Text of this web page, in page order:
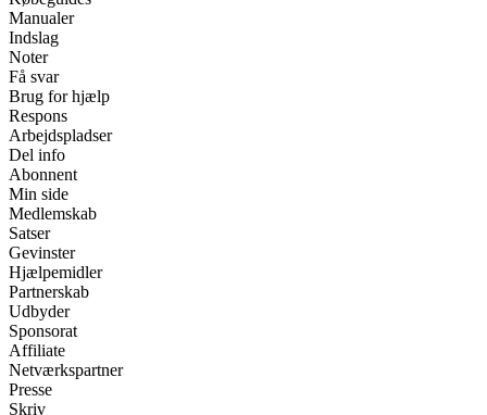
Manualer
Indslag
Noter
Få svar
Brug for hjælp
Respons
Arbejdspladser
Del info
Abonnent
Min side
Medlemskab
Satser
Gevinster
Hjælpemidler
Partnerskab
Udbyder
Sponsorat
Affiliate
Netværkspartner
Presse
Skriv